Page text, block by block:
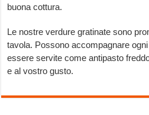
buona cottura.
Le nostre verdure gratinate sono
tavola. Possono accompagnare
essere servite come antipasto
e al vostro gusto.